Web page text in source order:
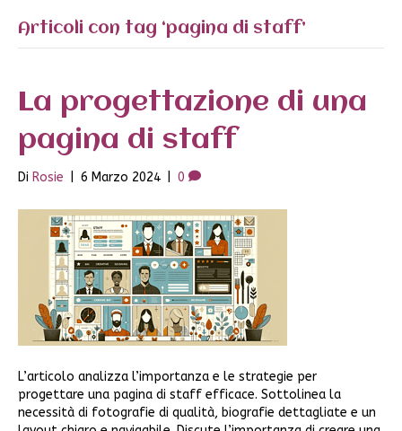
Articoli con tag ‘pagina di staff’
La progettazione di una
pagina di staff
Di Rosie 6 Marzo 2024 0
L’articolo analizza l’importanza e le strategie per
progettare una pagina di staff efficace. Sottolinea la
necessità di fotografie di qualità, biografie dettagliate e un